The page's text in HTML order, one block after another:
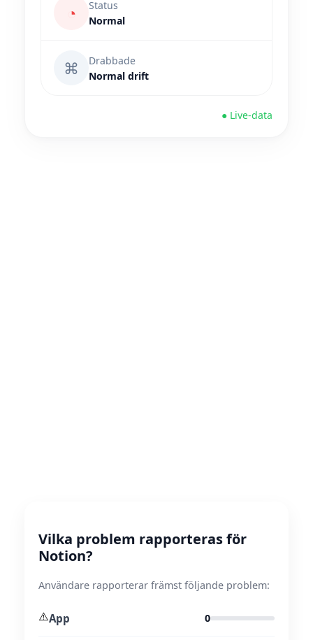
◔
Status
Normal
⌘
Drabbade
Normal drift
● Live-data
Vilka problem rapporteras för
Notion?
Användare rapporterar främst följande problem:
⚠️App 0